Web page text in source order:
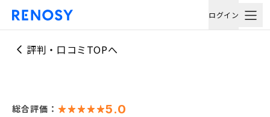
ログイン
評判・口コミTOPへ
総合評価： 5.0